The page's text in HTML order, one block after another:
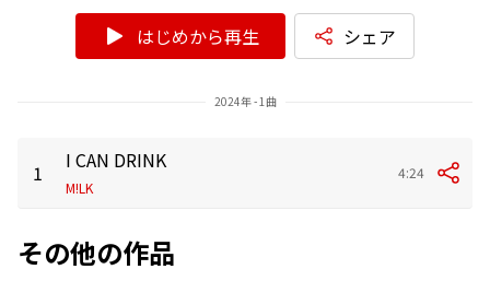
はじめから再生 シェア
2024年 - 1曲
1 I CAN DRINK
M!LK
4:24
その他の作品